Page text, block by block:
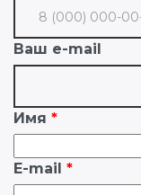
Ваш e-mail
Имя
E-mail